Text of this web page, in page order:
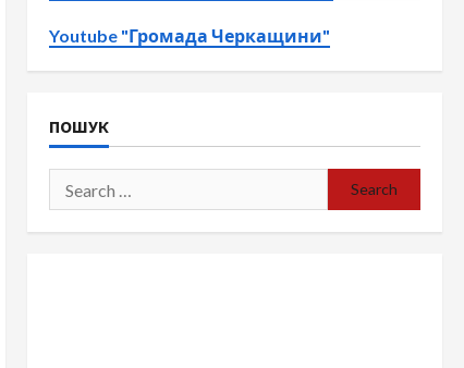
Youtube "Громада Черкащини"
ПОШУК
Search
for: